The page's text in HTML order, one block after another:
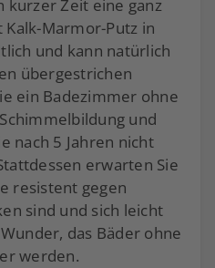
kurzer Zeit eine ganz
Kalk-Marmor-Putz in
und kann natürlich
übergestrichen
ein Badezimmer ohne
und
nach 5 Jahren nicht
erwarten Sie
resistent gegen
sind und sich leicht
das Bäder ohne
werden.